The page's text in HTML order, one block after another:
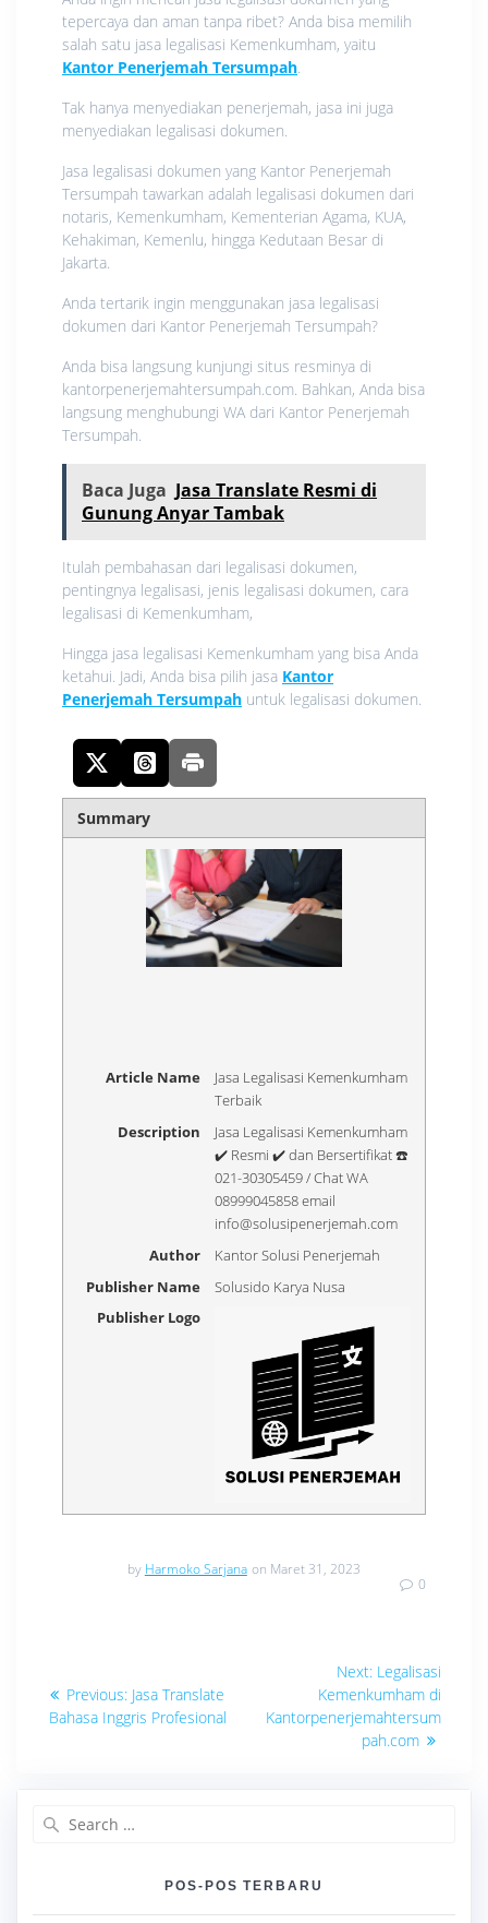
tepercaya dan aman tanpa ribet? Anda bisa memilih
salah satu jasa legalisasi Kemenkumham, yaitu
Kantor Penerjemah Tersumpah.
Tak hanya menyediakan penerjemah, jasa ini juga
menyediakan legalisasi dokumen.
Jasa legalisasi dokumen yang Kantor Penerjemah
Tersumpah tawarkan adalah legalisasi dokumen dari
notaris, Kemenkumham, Kementerian Agama, KUA,
Kehakiman, Kemenlu, hingga Kedutaan Besar di
Jakarta.
Anda tertarik ingin menggunakan jasa legalisasi
dokumen dari Kantor Penerjemah Tersumpah?
Anda bisa langsung kunjungi situs resminya di
kantorpenerjemahtersumpah.com. Bahkan, Anda bisa
langsung menghubungi WA dari Kantor Penerjemah
Tersumpah.
Baca Juga Jasa Translate Resmi di
Gunung Anyar Tambak
Itulah pembahasan dari legalisasi dokumen,
pentingnya legalisasi, jenis legalisasi dokumen, cara
legalisasi di Kemenkumham,
Hingga jasa legalisasi Kemenkumham yang bisa Anda
ketahui. Jadi, Anda bisa pilih jasa Kantor
Penerjemah Tersumpah untuk legalisasi dokumen.
Summary
Article Name
Jasa Legalisasi Kemenkumham
Terbaik
Description
Jasa Legalisasi Kemenkumham
✔️ Resmi ✔️ dan Bersertifikat ☎️
021-30305459 / Chat WA
08999045858 email
info@solusipenerjemah.com
Author
Kantor Solusi Penerjemah
Publisher Name
Solusido Karya Nusa
Publisher Logo
by Harmoko Sarjana on Maret 31, 2023
0
posPrevious: Previous
post:
Jasa Translate
Bahasa Inggris Profesional
Next: Next
post:
Legalisasi
Kemenkumham di
Kantorpenerjemahtersum
pah.com
POS-POS TERBARU